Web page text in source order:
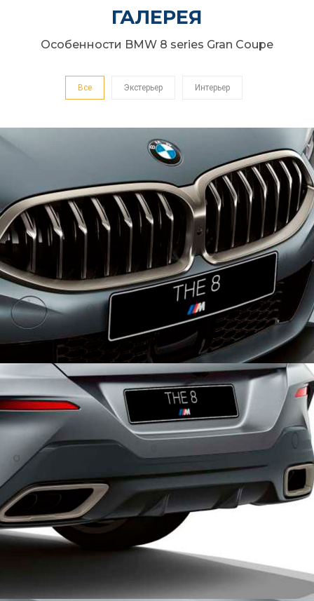
ГАЛЕРЕЯ
Особенности BMW 8 series Gran Coupe
Все Экстерьер Интерьер
АКТИВНАЯ РЕШЕТКА РАДИАТОРА AIR
STREAM
ВЫХЛОПНЫЕ ПАТРУБКИ СВОБОДНОЙ
ФОРМЫ